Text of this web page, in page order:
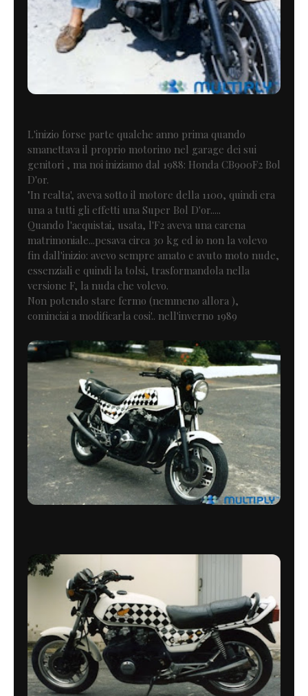
L'inizio forse parte qualche anno prima quando
smanettava il proprio motorino nel garage dei sui
genitori , ma noi iniziamo dal 1988: Honda CB900F2 Bol
D'or.
"In realta', aveva sotto il motore della 1100, quindi era
una a tutti gli effetti una Super Bol D'or.....
Quando l'acquistai, usata, l'F2 aveva una carena
matrimoniale...pesava circa 30 kg ed io non la volevo
fin dall'inizio: avevo sempre amato e avuto moto nude,
essenziali e quindi la tolsi, trasformandola nella
versione F, la nuda che volevo.
Non potendo stare fermo (nemmeno allora ),
cominciai a modificarla cosi'.. nell'inverno 1989